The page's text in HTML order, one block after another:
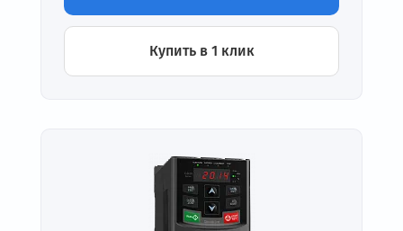
Купить в 1 клик